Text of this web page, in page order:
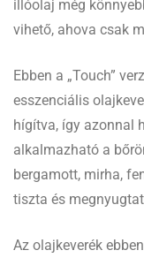
illóolaj még
vihető, ahova csak
Ebben a „Touch”
esszenciális
hígítva, így azonnal
alkalmazható a
bergamott, mirha,
tiszta és
Az olajkeverék